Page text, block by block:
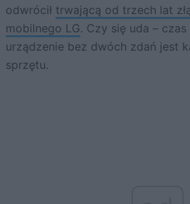
odwrócił trwającą od trzech lat
mobilnego LG. Czy się uda –
urządzenie bez dwóch zdań jest
sprzętu.